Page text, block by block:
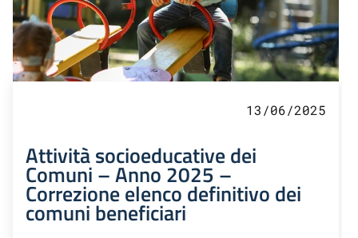
13/06/2025
Attività socioeducative dei
Comuni – Anno 2025 –
Correzione elenco definitivo dei
comuni beneficiari